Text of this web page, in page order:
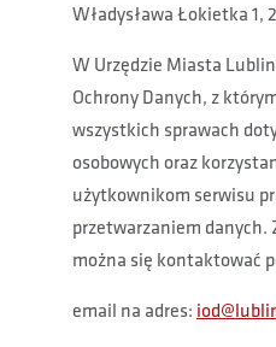
Władysława Łokietka 1,
W Urzędzie Miasta
Ochrony Danych, z
wszystkich sprawach
osobowych oraz
użytkownikom serwisu
przetwarzaniem danych.
można się kontaktować
email na adres: